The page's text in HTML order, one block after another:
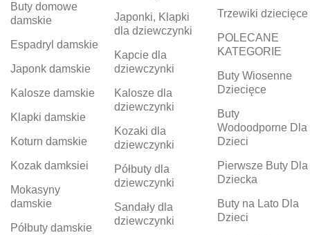
Buty domowe
damskie
Espadryl damskie
Japonk damskie
Kalosze damskie
Klapki damskie
Koturn damskie
Kozak damksiei
Mokasyny
damskie
Półbuty damskie
Japonki, Klapki
dla dziewczynki
Kapcie dla
dziewczynki
Kalosze dla
dziewczynki
Kozaki dla
dziewczynki
Półbuty dla
dziewczynki
Sandały dla
dziewczynki
Trzewiki dziecięce
POLECANE
KATEGORIE
Buty Wiosenne
Dziecięce
Buty
Wodoodporne Dla
Dzieci
Pierwsze Buty Dla
Dziecka
Buty na Lato Dla
Dzieci